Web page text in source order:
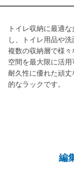
トイレ収納に最適
し、トイレ用品や
複数の収納層で様
空間を最大限に活用
耐久性に優れた頑
的なラックです。
編